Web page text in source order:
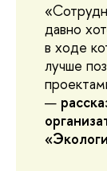
давно
в ходе
лучше
—